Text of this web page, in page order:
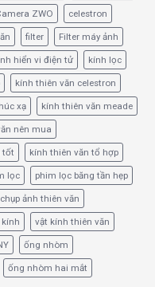
ZWO celestron
filter Filter máy ảnh
hiển vi điện tử kính lọc
kính thiên văn celestron
xạ kính thiên văn meade
nên mua
tốt kính thiên văn tổ hợp
lọc phim lọc băng tần hẹp
ảnh thiên văn
kính vật kính thiên văn
ống nhòm
ống nhòm hai mắt